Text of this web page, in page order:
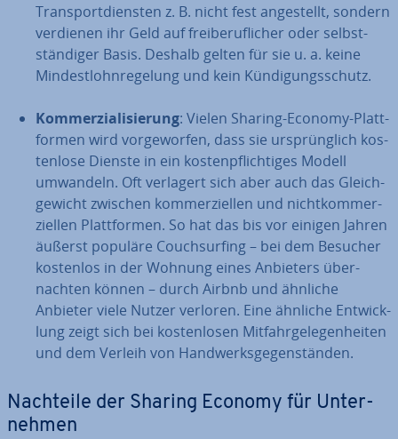
Trans­port­diens­ten z. B. nicht fest an­ge­stellt, sondern
verdienen ihr Geld auf frei­be­ruf­li­cher oder selbst­
stän­di­ger Basis. Deshalb gelten für sie u. a. keine
Min­dest­lohn­re­ge­lung und kein Kün­di­gungs­schutz.
Kom­mer­zia­li­sie­rung: Vielen Sharing-Economy-Platt­
for­men wird vor­ge­wor­fen, dass sie ur­sprüng­lich kos­
ten­lo­se Dienste in ein kos­ten­pflich­ti­ges Modell
umwandeln. Oft verlagert sich aber auch das Gleich­
ge­wicht zwischen kom­mer­zi­el­len und nicht­kom­mer­
zi­el­len Platt­for­men. So hat das bis vor einigen Jahren
äußerst populäre Couch­sur­fing – bei dem Besucher
kostenlos in der Wohnung eines Anbieters über­
nach­ten können – durch Airbnb und ähnliche
Anbieter viele Nutzer verloren. Eine ähnliche Ent­wick­
lung zeigt sich bei kos­ten­lo­sen Mit­fahr­ge­le­gen­hei­ten
und dem Verleih von Hand­werks­ge­gen­stän­den.
Nachteile der Sharing Economy für Un­ter­
neh­men